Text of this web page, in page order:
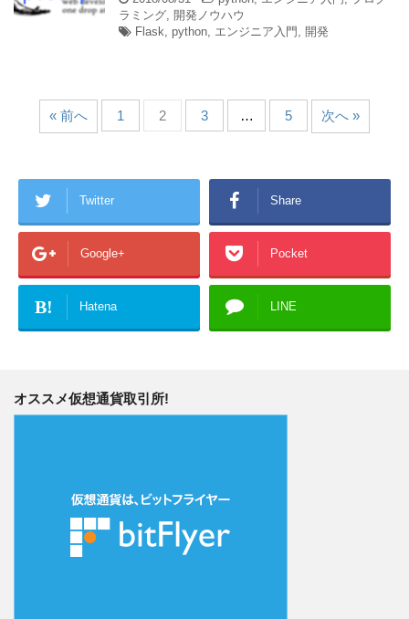
ラミング 開発ノウハウ
Flask
python エンジニア入門 開発
« 前へ 1 2 3 … 5 次へ »
Twitter Share
Google+ Pocket
B! Hatena LINE
オススメ仮想通貨取引所!